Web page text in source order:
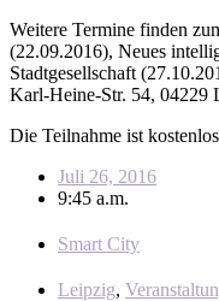
Weitere Termine finden
(22.09.2016), Neues
Stadtgesellschaft
Karl-Heine-Str. 54, 04229
Die Teilnahme ist
Juli 26, 2016
9:45 a.m.
Smart City
Leipzig,